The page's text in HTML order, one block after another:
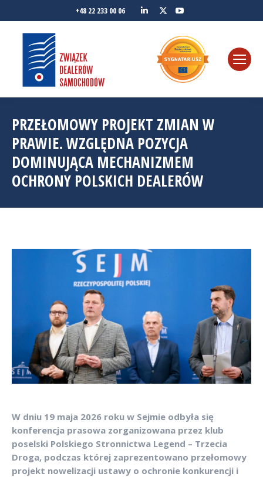
+48 22 233 00 06
Linkedin
Twitter
PRZEŁOMOWY PROJEKT ZMIAN W
PRAWIE. WZGLĘDNA POZYCJA
DOMINUJĄCA MECHANIZMEM
OCHRONY POLSKICH DEALERÓW
W dniu 19 maja 2026 roku w Sejmie odbyła się
konferencja prasowa zorganizowana przez klub
poselski Polskiego Stronnictwa Legend – Trzecia
Droga, podczas której zaprezentowano przełomowy
projekt nowelizacji ustawy o ochronie konkurencji i